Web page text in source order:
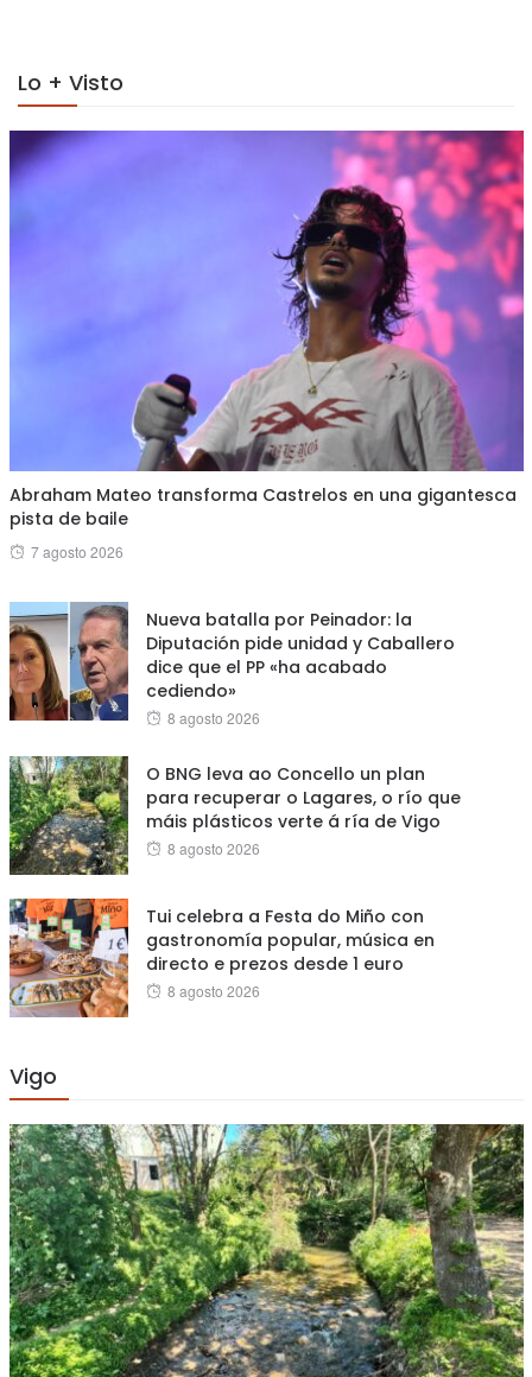
Lo + Visto
Abraham Mateo transforma Castrelos en una gigantesca
pista de baile
Posted
7 agosto 2026
Nueva batalla por Peinador: la
Diputación pide unidad y Caballero
dice que el PP «ha acabado
cediendo»
Posted
8 agosto 2026
O BNG leva ao Concello un plan
para recuperar o Lagares, o río que
máis plásticos verte á ría de Vigo
Posted
8 agosto 2026
Tui celebra a Festa do Miño con
gastronomía popular, música en
directo e prezos desde 1 euro
Posted
8 agosto 2026
Vigo